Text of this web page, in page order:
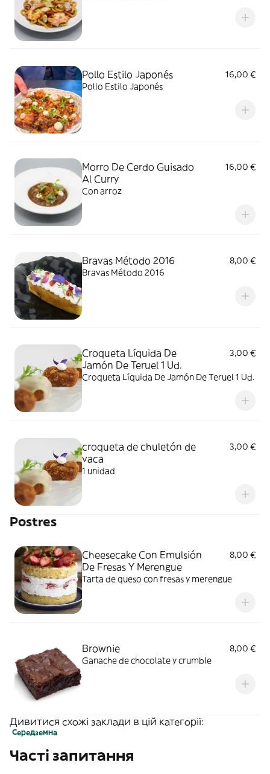
Pollo Estilo Japonés
16,00 €
Pollo Estilo Japonés
Morro De Cerdo Guisado
Al Curry
16,00 €
Con arroz
Bravas Método 2016
8,00 €
Bravas Método 2016
Croqueta Líquida De
Jamón De Teruel 1 Ud.
3,00 €
Croqueta Líquida De Jamón De Teruel 1 Ud.
croqueta de chuletón de
vaca
3,00 €
1 unidad
Postres
Cheesecake Con Emulsión
De Fresas Y Merengue
8,00 €
Tarta de queso con fresas y merengue
Brownie
8,00 €
Ganache de chocolate y crumble
Дивитися схожі заклади в цій категорії:
Середземна
Часті запитання